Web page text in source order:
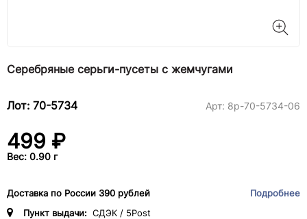
Серебряные серьги-пусеты с жемчугами
Лот: 70-5734 Арт: 8р-70-5734-06
499 ₽
Вес: 0.90 г
Доставка по России 390 рублей
Подробнее
Пункт выдачи: СДЭК / 5Post